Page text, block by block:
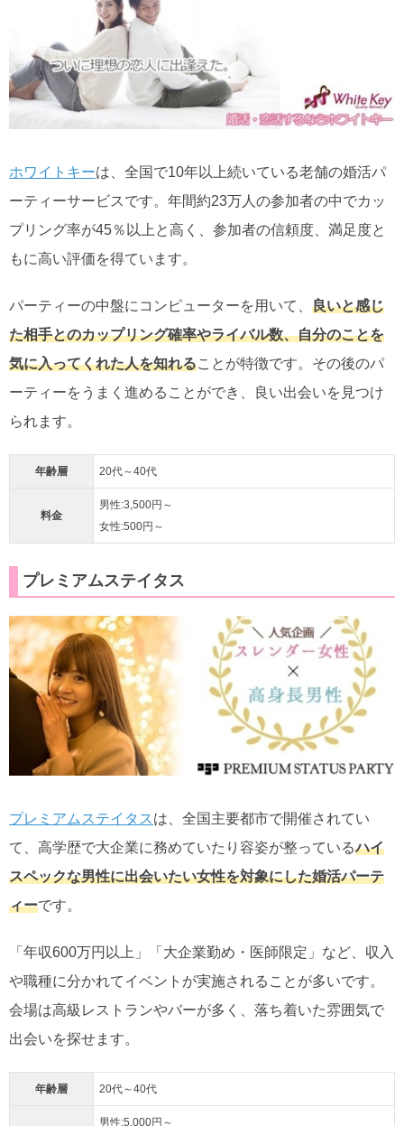
ホワイトキーは、全国で10年以上続いている老舗の婚活パ
ーティーサービスです。年間約23万人の参加者の中でカッ
プリング率が45％以上と高く、参加者の信頼度、満足度と
もに高い評価を得ています。
パーティーの中盤にコンピューターを用いて、 良いと感じ
た相手とのカップリング確率やライバル数、自分のことを
気に入ってくれた人を知れることが特徴です。その後のパ
ーティーをうまく進めることができ、良い出会いを見つけ
られます。
年齢層 20代～40代
料金
男性:3,500円～
女性:500円～
プレミアムステイタス
プレミアムステイタスは、全国主要都市で開催されてい
て、高学歴で大企業に務めていたり容姿が整っているハイ
スペックな男性に出会いたい女性を対象にした婚活パーテ
ィーです。
「年収600万円以上」「大企業勤め・医師限定」など、収入
や職種に分かれてイベントが実施されることが多いです。
会場は高級レストランやバーが多く、落ち着いた雰囲気で
出会いを探せます。
年齢層 20代～40代
男性:5,000円～